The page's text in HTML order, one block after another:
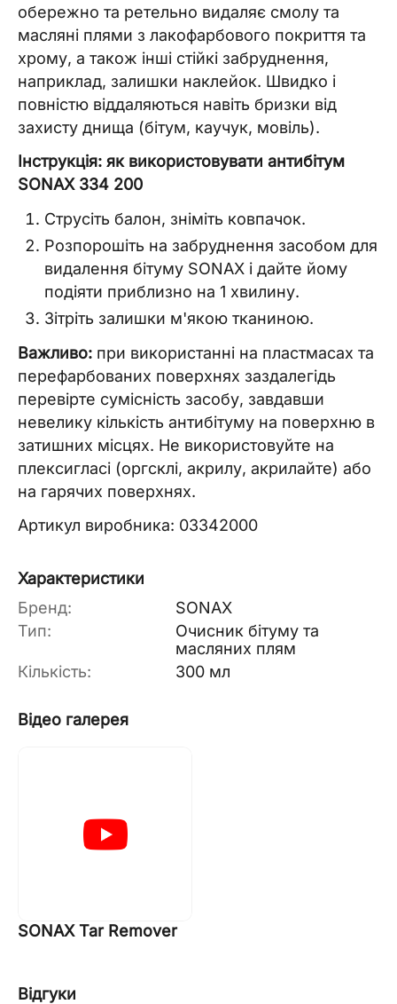
обережно та ретельно видаляє смолу та
масляні плями з лакофарбового покриття та
хрому, а також інші стійкі забруднення,
наприклад, залишки наклейок. Швидко і
повністю віддаляються навіть бризки від
захисту днища (бітум, каучук, мовіль).
Інструкція: як використовувати антибітум
SONAX 334 200
Струсіть балон, зніміть ковпачок.
Розпорошіть на забруднення засобом для
видалення бітуму SONAX і дайте йому
подіяти приблизно на 1 хвилину.
Зітріть залишки м'якою тканиною.
Важливо: при використанні на пластмасах та
перефарбованих поверхнях заздалегідь
перевірте сумісність засобу, завдавши
невелику кількість антибітуму на поверхню в
затишних місцях. Не використовуйте на
плексигласі (оргсклі, акрилу, акрилайте) або
на гарячих поверхнях.
Артикул виробника: 03342000
Характеристики
Бренд:
SONAX
Тип:
Очисник бітуму та
масляних плям
Кількість:
300 мл
Відео галерея
SONAX Tar Remover
Відгуки